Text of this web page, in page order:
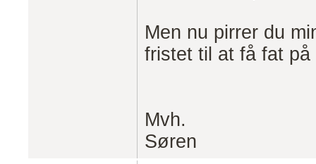
Men nu pirrer du
fristet til at få fat
Mvh.
Søren